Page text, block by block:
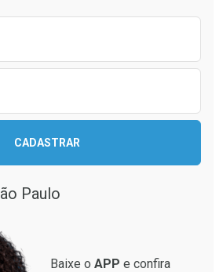
Ativar Desconto
Comprar sem Desconto
CADASTRAR
Paulo
Baixe o APP e confira